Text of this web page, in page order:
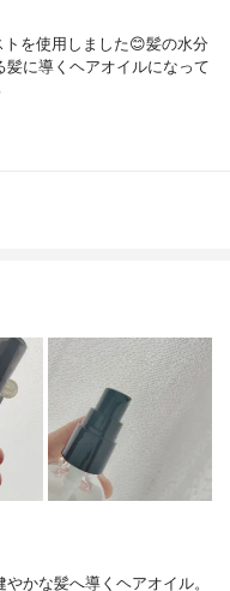
を使用しました😊髪の水分
に導くヘアオイルになって
かな髪へ導くヘアオイル。